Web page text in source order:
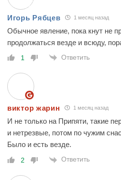
Игорь Рябцев 1 месяц назад
Обычное явление, пока кнут не
продолжаться везде и всюду,
1 Ответить
виктор жарин 1 месяц назад
И не только на Припяти, такие
и нетрезвые, потом по чужим
Было и есть везде.
2 Ответить